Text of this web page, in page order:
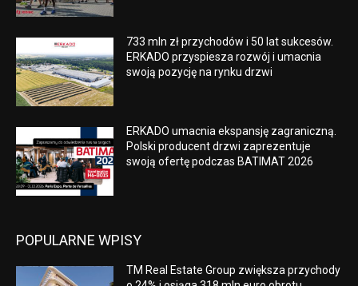
733 mln zł przychodów i 50 lat sukcesów.
ERKADO przyspiesza rozwój i umacnia
swoją pozycję na rynku drzwi
ERKADO umacnia ekspansję zagraniczną.
Polski producent drzwi zaprezentuje
swoją ofertę podczas BATIMAT 2026
POPULARNE WPISY
TM Real Estate Group zwiększa przychody